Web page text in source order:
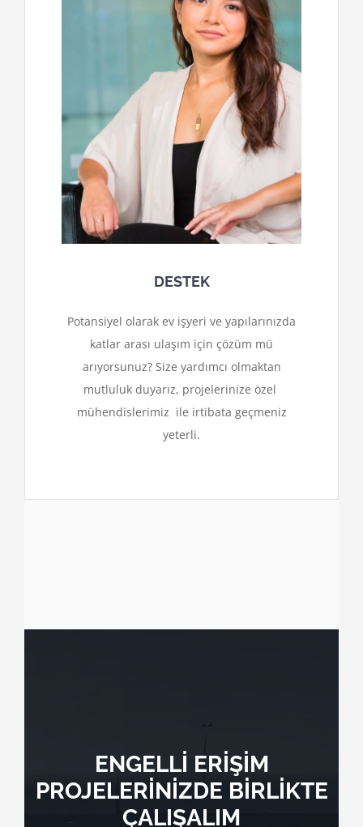
DESTEK
Potansiyel olarak ev işyeri ve yapılarınızda
katlar arası ulaşım için çözüm mü
arıyorsunuz? Size yardımcı olmaktan
mutluluk duyarız, projelerinize özel
mühendislerimiz ile irtibata geçmeniz
yeterli.
ENGELLİ ERİŞİM
PROJELERİNİZDE BİRLİKTE
ÇALIŞALIM